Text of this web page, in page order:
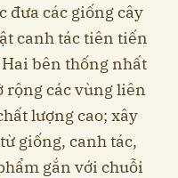
đưa các giống cây
canh tác tiên tiến
bên thống nhất
rộng các vùng liên
lượng cao; xây
giống, canh tác,
gắn với chuỗi